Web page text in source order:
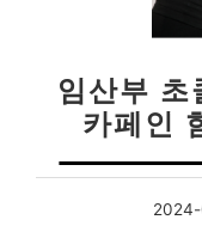
임산부 초
카페인